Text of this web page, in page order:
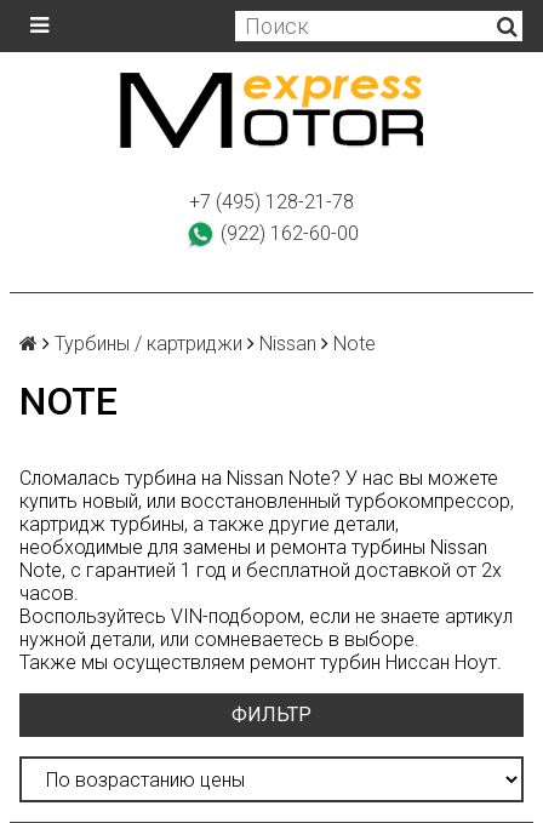
+7 (495) 128-21-78
(922) 162-60-00
Турбины / картриджи Nissan Note
NOTE
Сломалась турбина на Nissan Note? У нас вы можете
купить новый, или восстановленный турбокомпрессор,
картридж турбины, а также другие детали,
необходимые для замены и ремонта турбины Nissan
Note, с гарантией 1 год и бесплатной доставкой от 2х
часов.
Воспользуйтесь VIN-подбором, если не знаете артикул
нужной детали, или сомневаетесь в выборе.
Также мы осуществляем ремонт турбин Ниссан Ноут.
ФИЛЬТР